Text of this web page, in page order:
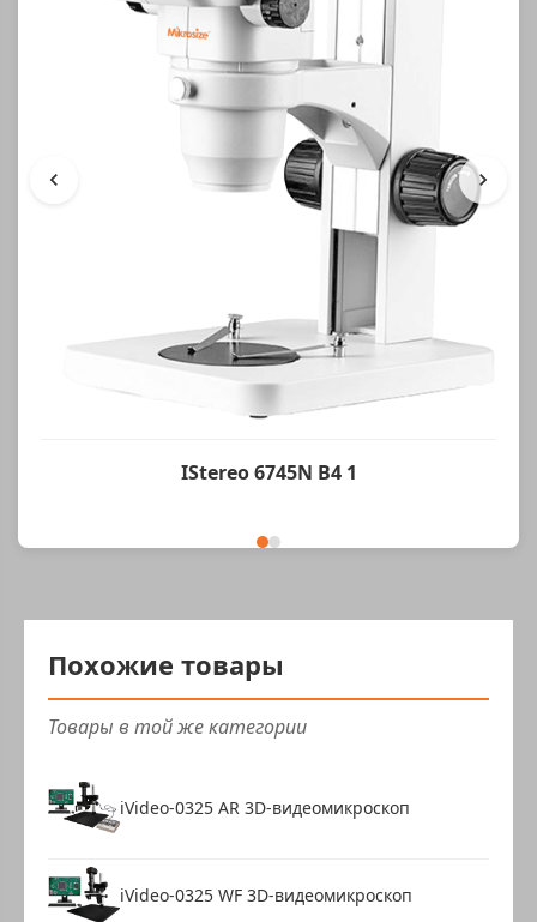
IStereo 6745N B4 1
Похожие товары
Товары в той же категории
iVideo-0325 AR 3D-видеомикроскоп
iVideo-0325 WF 3D-видеомикроскоп